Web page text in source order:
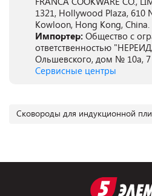
1321, Hollywood Plaza, 610
Kowloon, Hong Kong, China.
Импортер: Общество с
ответственностью
Ольшевского, дом № 10а, 7
Сервисные центры
Сковороды для индукционной